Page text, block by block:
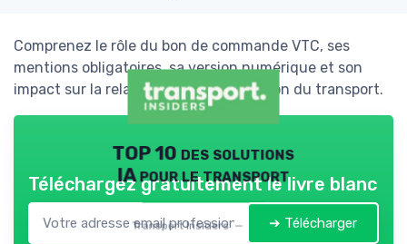
Comprenez le rôle du bon de commande VTC, ses
mentions obligatoires, sa version numérique et son
impact sur la relation client et la gestion du transport.
TOP 10 des solutions
IA pour le transport
Transport Insiders — 2026
Téléchargez gratuitement le livre blanc
➔ Télécharger